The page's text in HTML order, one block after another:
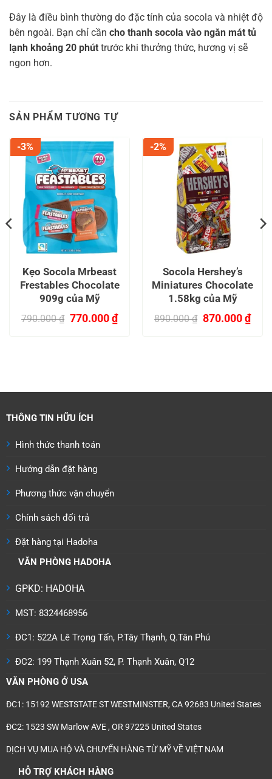
Đây là điều bình thường do đặc tính của socola và nhiệt độ
bên ngoài. Bạn chỉ cần cho thanh socola vào ngăn mát tủ
lạnh khoảng 20 phút trước khi thưởng thức, hương vị sẽ
ngon hơn.
SẢN PHẨM TƯƠNG TỰ
-3%
Kẹo Socola Mrbeast
Frestables Chocolate
909g của Mỹ
790.000₫ Giá
770.000₫Giá
hiện
-2%
Socola Hershey’s
Miniatures Chocolate
1.58kg của Mỹ
890.000₫ Giá
870.000₫Giá
hiện
THÔNG TIN HỮU ÍCH
Hình thức thanh toán
Hướng dẫn đặt hàng
Phương thức vận chuyển
Chính sách đổi trả
Đặt hàng tại Hadoha
VĂN PHÒNG HADOHA
GPKD: HADOHA
MST: 8324468956
ĐC1: 522A Lê Trọng Tấn, P.Tây Thạnh, Q.Tân Phú
ĐC2: 199 Thạnh Xuân 52, P. Thạnh Xuân, Q12
VĂN PHÒNG Ở USA
ĐC1: 15192 WESTSTATE ST WESTMINSTER, CA 92683 United States
ĐC2: 1523 SW Marlow AVE , OR 97225 United States
DỊCH VỤ MUA HỘ VÀ CHUYỂN HÀNG TỪ MỸ VỀ VIỆT NAM
HỖ TRỢ KHÁCH HÀNG